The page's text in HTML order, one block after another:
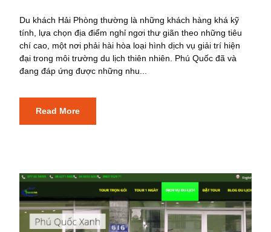
Du khách Hải Phòng thường là những khách hàng khá kỹ
tính, lựa chọn địa điểm nghỉ ngơi thư giãn theo những tiêu
chí cao, một nơi phải hài hòa loại hình dịch vụ giải trí hiện
đại trong môi trường du lịch thiên nhiên. Phú Quốc đã và
đang đáp ứng được những nhu...
Read More